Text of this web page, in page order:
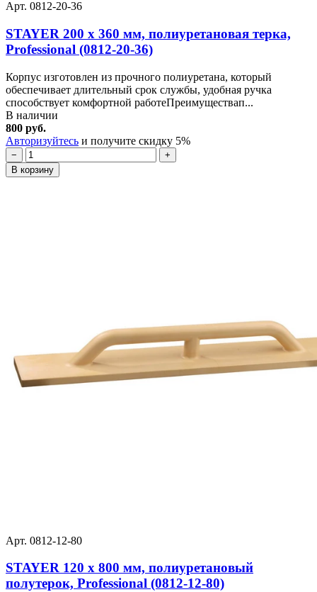
Арт. 0812-20-36
STAYER 200 x 360 мм, полиуретановая терка,
Professional (0812-20-36)
Корпус изготовлен из прочного полиуретана, который
обеспечивает длительный срок службы, удобная ручка
способствует комфортной работеПреимуществап...
В наличии
800 руб.
Авторизуйтесь и получите скидку 5%
−
+
В корзину
Арт. 0812-12-80
STAYER 120 x 800 мм, полиуретановый
полутерок, Professional (0812-12-80)